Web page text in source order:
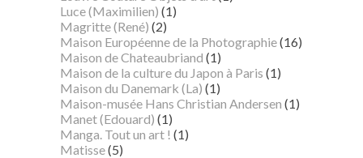
Luce (Maximilien) (1)
Magritte (René) (2)
Maison Européenne de la Photographie(16)
Maison de Chateaubriand (1)
Maison de la culture du Japon à Paris (1)
Maison du Danemark (La) (1)
Maison-musée Hans Christian Andersen (1)
Manet (Edouard) (1)
Manga. Tout un art ! (1)
Matisse(5)